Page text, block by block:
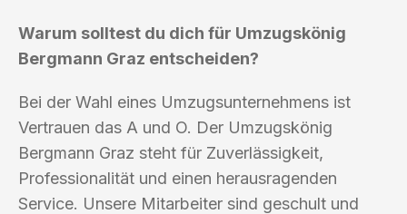
Warum solltest du dich für Umzugskönig
Bergmann Graz entscheiden?
Bei der Wahl eines Umzugsunternehmens ist
Vertrauen das A und O. Der Umzugskönig
Bergmann Graz steht für Zuverlässigkeit,
Professionalität und einen herausragenden
Service. Unsere Mitarbeiter sind geschult und